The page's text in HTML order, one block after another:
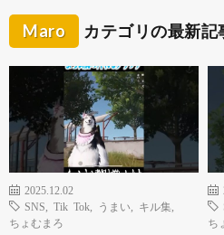
Maro カテゴリの最新記
2025.12.02
SNS
Tik Tok うまい キル集
ちょむまろ
ち